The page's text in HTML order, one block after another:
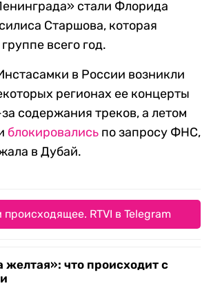
стали Флорида
Старшова, которая
всего год.
в России возникли
регионах ее концерты
содержания треков, а летом
блокировались по запросу ФНС,
в Дубай.
RTVI в Telegram
желтая»: что происходит с